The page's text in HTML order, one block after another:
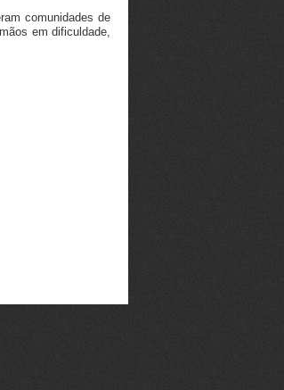
comunidades de
em dificuldade,